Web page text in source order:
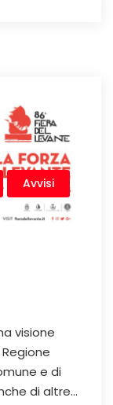
Avvisi
visione
e di
di altre...